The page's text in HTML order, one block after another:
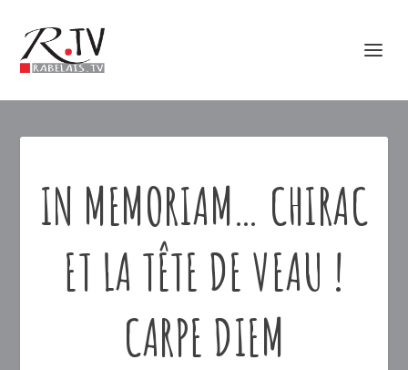
IN MEMORIAM… CHIRAC
ET LA TÊTE DE VEAU !
CARPE DIEM